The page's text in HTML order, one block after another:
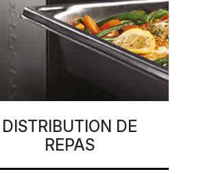
DISTRIBUTION DE
REPAS